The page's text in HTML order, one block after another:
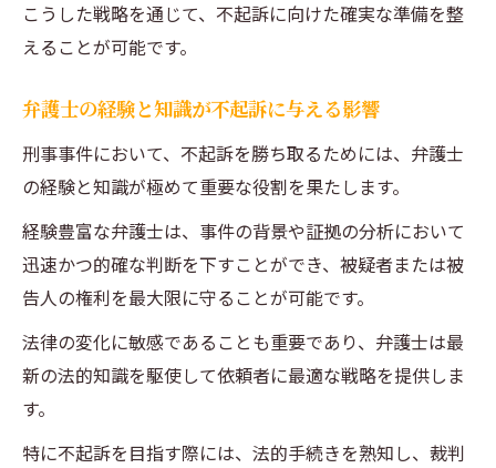
こうした戦略を通じて、不起訴に向けた確実な準備を整
えることが可能です。
弁護士の経験と知識が不起訴に与える影響
刑事事件において、不起訴を勝ち取るためには、弁護士
の経験と知識が極めて重要な役割を果たします。
経験豊富な弁護士は、事件の背景や証拠の分析において
迅速かつ的確な判断を下すことができ、被疑者または被
告人の権利を最大限に守ることが可能です。
法律の変化に敏感であることも重要であり、弁護士は最
新の法的知識を駆使して依頼者に最適な戦略を提供しま
す。
特に不起訴を目指す際には、法的手続きを熟知し、裁判